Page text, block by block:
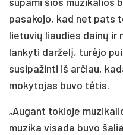
pasakojo, kad net pats
lietuvių liaudies dainų ir
lankyti darželį, turėjo
susipažinti iš arčiau,
mokytojas buvo tėtis.
„Augant tokioje
muzika visada buvo